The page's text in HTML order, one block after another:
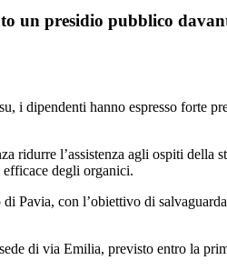
un presidio pubblico
i dipendenti hanno espresso forte
ridurre l’assistenza agli ospiti della
efficace degli organici.
Pavia, con l’obiettivo di
di via Emilia, previsto entro la